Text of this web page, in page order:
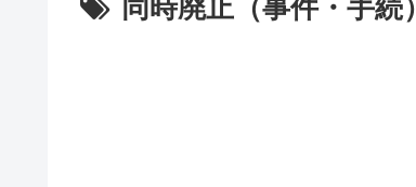
同時廃止（事件・手続）